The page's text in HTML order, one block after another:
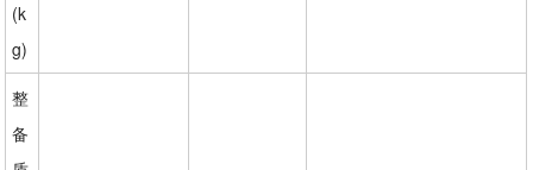
(k
g)
整
备